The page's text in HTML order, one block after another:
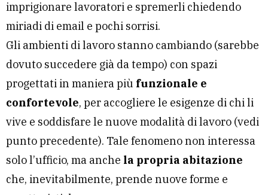
imprigionare lavoratori e spremerli chiedendo
miriadi di email e pochi sorrisi.
Gli ambienti di lavoro stanno cambiando (sarebbe
dovuto succedere già da tempo) con spazi
progettati in maniera più funzionale e
confortevole, per accogliere le esigenze di chi li
vive e soddisfare le nuove modalità di lavoro (vedi
punto precedente). Tale fenomeno non interessa
solo l’ufficio, ma anche la propria abitazione
che, inevitabilmente, prende nuove forme e